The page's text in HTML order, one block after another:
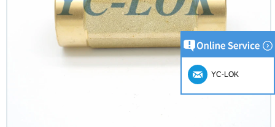
YC-LOK